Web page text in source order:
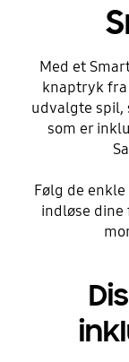
Med et
knaptryk
udvalgte spil,
som er
Følg de
indløse dine